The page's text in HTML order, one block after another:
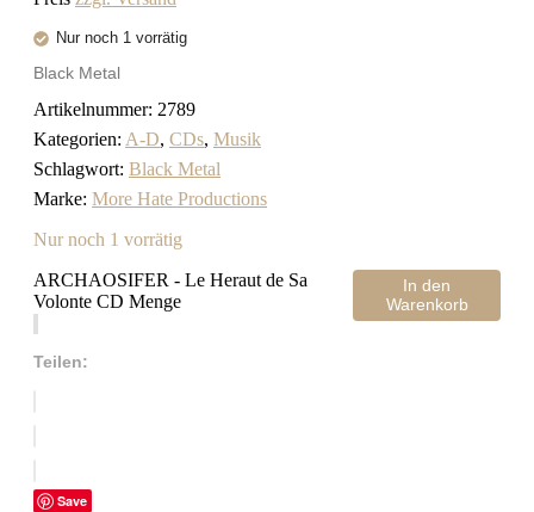
Nur noch 1 vorrätig
Black Metal
Artikelnummer: 2789
Kategorien: A-D, CDs, Musik
Schlagwort: Black Metal
Marke: More Hate Productions
Nur noch 1 vorrätig
ARCHAOSIFER - Le Heraut de Sa
Volonte CD Menge
In den
Warenkorb
Teilen:
Save